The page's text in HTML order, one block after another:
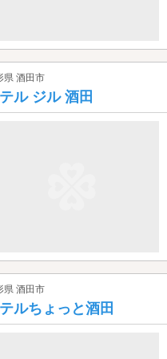
県 酒田市
ル ジル 酒田
県 酒田市
ルちょっと酒田